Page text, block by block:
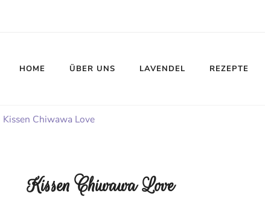
HOME ÜBER UNS LAVENDEL REZEPTE
Kissen Chiwawa Love
Kissen Chiwawa Love